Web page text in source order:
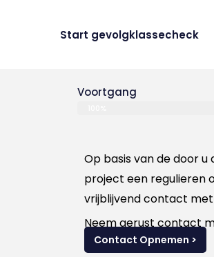
Start gevolgklassecheck
Voortgang
Op basis van de door
project een regulieren
vrijblijvend contact
Neem gerust contact
Contact Opnemen >